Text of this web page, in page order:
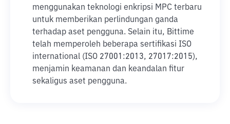
menggunakan teknologi enkripsi MPC terbaru
untuk memberikan perlindungan ganda
terhadap aset pengguna. Selain itu, Bittime
telah memperoleh beberapa sertifikasi ISO
international (ISO 27001:2013, 27017:2015),
menjamin keamanan dan keandalan fitur
sekaligus aset pengguna.